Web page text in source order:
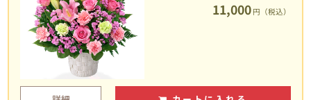
11,000 円（税込）